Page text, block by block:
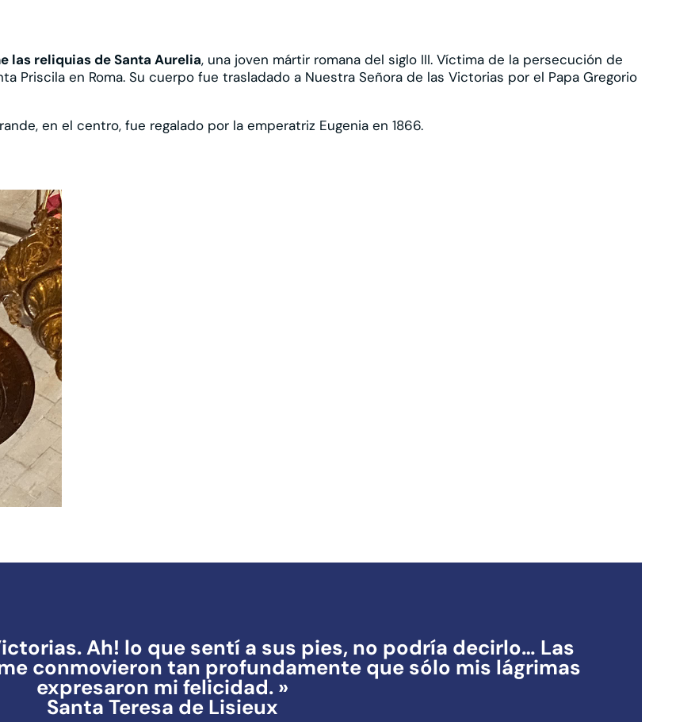
las reliquias de Santa Aurelia, una joven mártir romana del siglo III. Víctima de la persecución de
Priscila en Roma. Su cuerpo fue trasladado a Nuestra Señora de las Victorias por el Papa Gregorio
en el centro, fue regalado por la emperatriz Eugenia en 1866.
Ah! lo que sentí a sus pies, no podría decirlo… Las
conmovieron tan profundamente que sólo mis lágrimas
expresaron mi felicidad. »
Santa Teresa de Lisieux